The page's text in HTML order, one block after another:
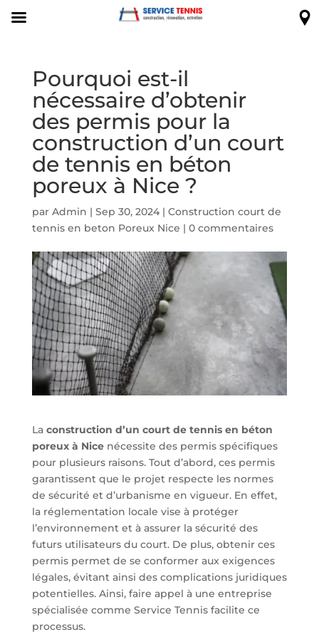
Pourquoi est-il
nécessaire d’obtenir
des permis pour la
construction d’un court
de tennis en béton
poreux à Nice ?
par Admin | Sep 30, 2024| Construction court de
tennis en beton Poreux Nice | 0 commentaires
La construction d’un court de tennis en béton
poreux à Nicenécessite des permis spécifiques
pour plusieurs raisons. Tout d’abord, ces permis
garantissent que le projet respecte les normes
de sécurité et d’urbanisme en vigueur. En effet,
la réglementation locale vise à protéger
l’environnement et à assurer la sécurité des
futurs utilisateurs du court. De plus, obtenir ces
permis permet de se conformer aux exigences
légales, évitant ainsi des complications juridiques
potentielles. Ainsi, faire appel à une entreprise
spécialisée comme Service Tennis facilite ce
processus.